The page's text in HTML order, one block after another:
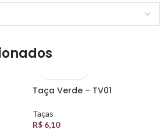
Taça Verde – TV01
Taças
R$ 6,10